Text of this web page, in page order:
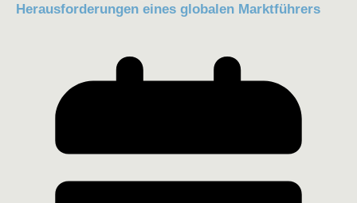
Herausforderungen eines globalen Marktführers